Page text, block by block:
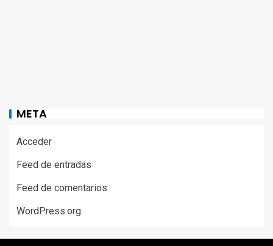
META
Acceder
Feed de entradas
Feed de comentarios
WordPress.org